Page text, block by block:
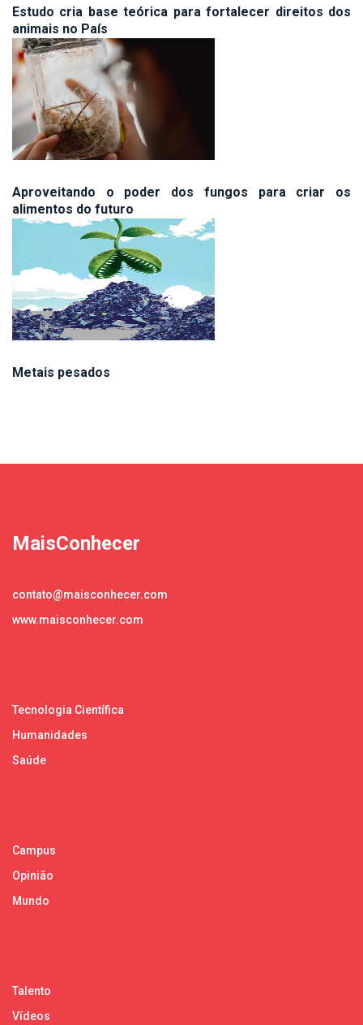
Estudo cria base teórica para fortalecer direitos dos
animais no País
Aproveitando o poder dos fungos para criar os
alimentos do futuro
Metais pesados
MaisConhecer
contato@maisconhecer.com
www.maisconhecer.com
Tecnologia Científica
Humanidades
Saúde
Campus
Opinião
Mundo
Talento
Vídeos